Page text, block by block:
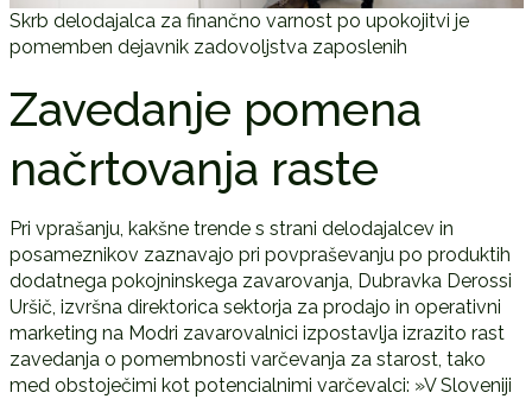
Skrb delodajalca za finančno varnost po upokojitvi je
pomemben dejavnik zadovoljstva zaposlenih
Zavedanje pomena
načrtovanja raste
Pri vprašanju, kakšne trende s strani delodajalcev in
posameznikov zaznavajo pri povpraševanju po produktih
dodatnega pokojninskega zavarovanja, Dubravka Derossi
Uršič, izvršna direktorica sektorja za prodajo in operativni
marketing na Modri zavarovalnici izpostavlja izrazito rast
zavedanja o pomembnosti varčevanja za starost, tako
med obstoječimi kot potencialnimi varčevalci: »V Sloveniji